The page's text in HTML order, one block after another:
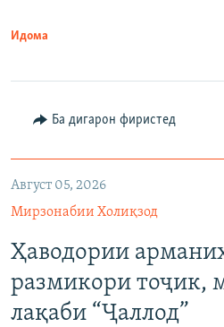
Идома
Ба дигарон фиристед
Август 05, 2026
Мирзонабии Холиқзод
Ҳаводории
размикори тоҷик,
лақаби “Ҷаллод”